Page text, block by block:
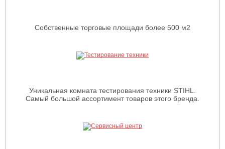
Собственные торговые площади более 500 м2
Уникальная комната тестирования техники STIHL.
Самый большой ассортимент товаров этого бренда.